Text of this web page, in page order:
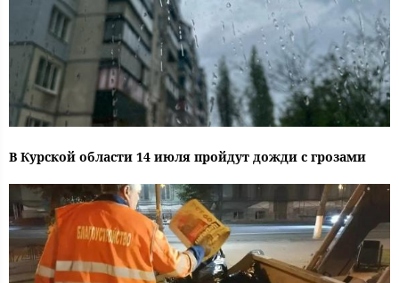
В Курской области 14 июля пройдут дожди с грозами